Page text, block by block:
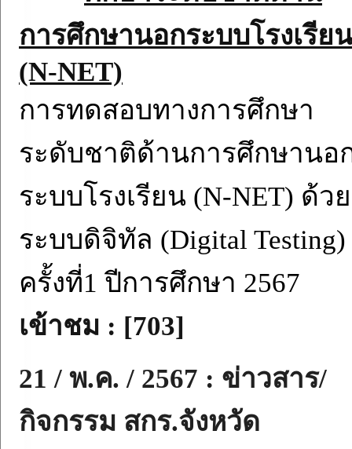
การศึกษานอกระบบโรงเรียน
(N-NET)
การทดสอบทางการศึกษา
ระดับชาติด้านการศึกษานอ
ระบบโรงเรียน (N-NET) ด้วย
ระบบดิจิทัล (Digital Testing)
ครั้งที่1 ปีการศึกษา 2567
เข้าชม : [703]
21 / พ.ค. / 2567 : ข่าวสาร/
กิจกรรม สกร.จังหวัด